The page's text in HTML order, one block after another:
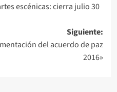
escénicas: cierra julio 30
Siguiente:
del acuerdo de paz
2016»